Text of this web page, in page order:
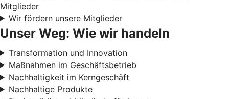
Mitglieder
Wir fördern unsere Mitglieder
Unser Weg: Wie wir handeln
Transformation und Innovation
Maßnahmen im Geschäftsbetrieb
Nachhaltigkeit im Kerngeschäft
Nachhaltige Produkte